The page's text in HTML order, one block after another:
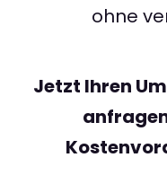
ohne
Jetzt Ihren